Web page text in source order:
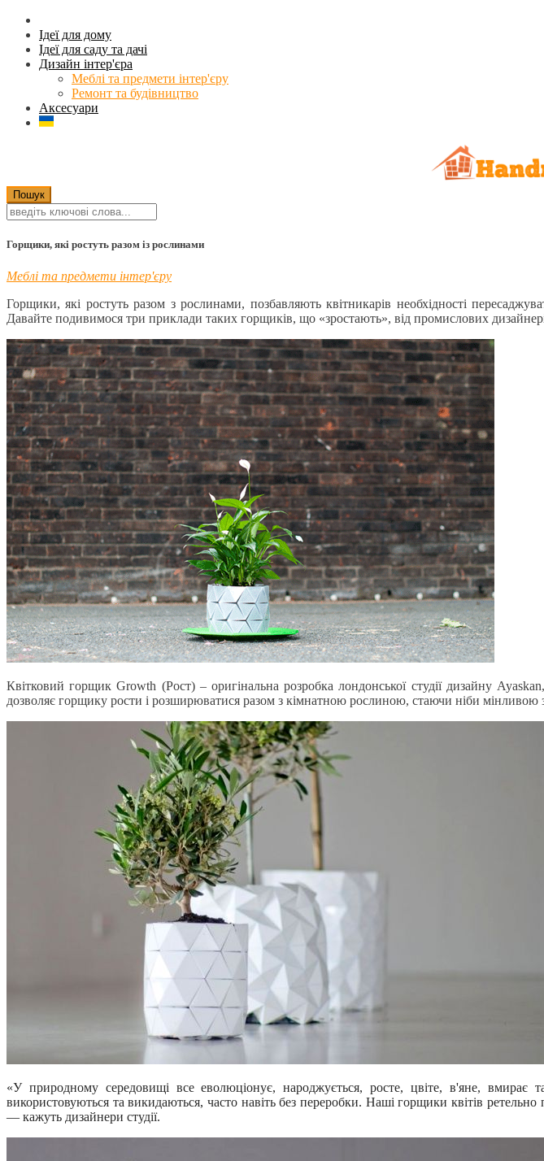
Ідеї для дому
Ідеї для саду та дачі
Дизайн інтер'єра
Меблі та предмети інтер'єру
Ремонт та будівництво
Аксесуари
Горщики, які ростуть разом із рослинами
Меблі та предмети інтер'єру
Горщики, які ростуть разом з рослинами, позбавляють квітникарів необхідності
Давайте подивимося три приклади таких горщиків, що «зростають», від промислових
Квітковий горщик Growth (Рост) – оригінальна розробка лондонської студії дизайну
дозволяє горщику рости і розширюватися разом з кімнатною рослиною, стаючи ніби
«У природному середовищі все еволюціонує, народжується, росте, цвіте, в'яне, вмирає
використовуються та викидаються, часто навіть без переробки. Наші горщики квітів
— кажуть дизайнери студії.